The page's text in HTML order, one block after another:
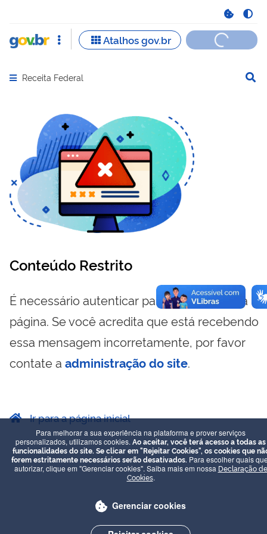
Abrir menu principal de navegação
Receita Federal
Conteúdo Restrito
É necessário autenticar para visualizar essa
página. Se você acredita que está recebendo
essa mensagem incorretamente, por favor
contate a administração do site.
Ir para a página inicial
Para melhorar a sua experiência na plataforma e prover serviços
personalizados, utilizamos cookies. Ao aceitar, você terá acesso a todas as
funcionalidades do site. Se clicar em "Rejeitar Cookies", os cookies que
forem estritamente necessários serão desativados. Para escolher quais
autorizar, clique em "Gerenciar cookies". Saiba mais em nossa Declaração de
Cookies.
Gerenciar cookies